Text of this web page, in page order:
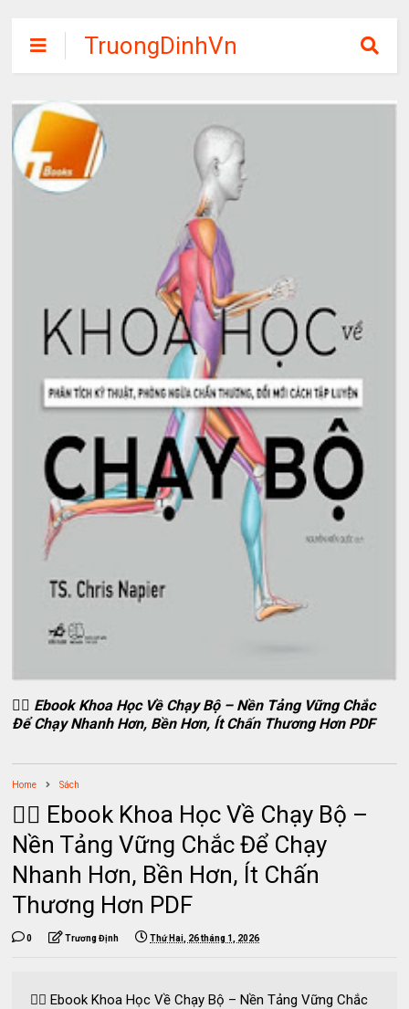
TruongDinhVn
Chia sẽ ebook,
các khóa học,
phần mềm học
tập miễn phí
🏃‍♂️ Ebook Khoa Học Về Chạy Bộ – Nền Tảng Vững Chắc
Để Chạy Nhanh Hơn, Bền Hơn, Ít Chấn Thương Hơn PDF
Home Sách
🏃‍♂️ Ebook Khoa Học Về Chạy Bộ –
Nền Tảng Vững Chắc Để Chạy
Nhanh Hơn, Bền Hơn, Ít Chấn
Thương Hơn PDF
0 Trương Định Thứ Hai, 26 tháng 1, 2026
🏃‍♂️ Ebook Khoa Học Về Chạy Bộ – Nền Tảng Vững Chắc